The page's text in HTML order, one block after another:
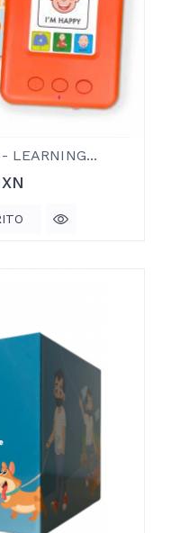
LEARNING...